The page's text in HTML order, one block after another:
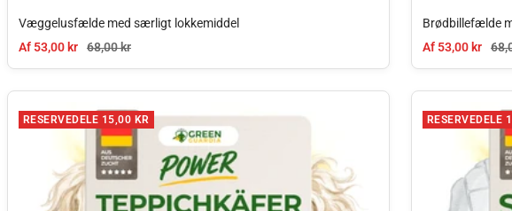
Væggelusfælde med særligt lokkemiddel
Tilbudspris
Af 53,00 kr Normal pris
68,00 kr
Brødbillefælde
Tilbudspris
Af 53,00 kr
RESERVEDELE 15,00 KR RESERVEDELE